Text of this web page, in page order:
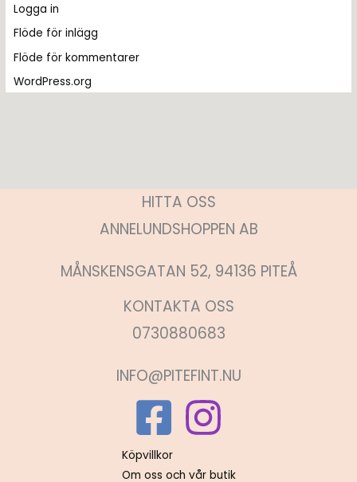
Logga in
Flöde för inlägg
Flöde för kommentarer
WordPress.org
HITTA OSS
ANNELUNDSHOPPEN AB
MÅNSKENSGATAN 52, 94136 PITEÅ
KONTAKTA OSS
0730880683
INFO@PITEFINT.NU
Köpvillkor
Om oss och vår butik